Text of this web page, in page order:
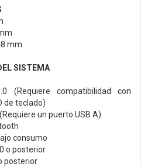
mm
SISTEMA
(Requiere compatibilidad con
de teclado)
un puerto USB A)
consumo
o posterior
posterior